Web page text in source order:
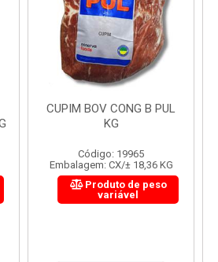
CARNE MOIDA FORTBOI
CX 10KG
Código: 200
Embalagem: KG/10